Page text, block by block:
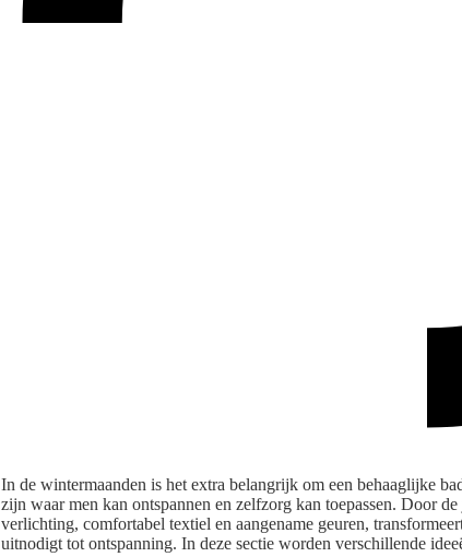
In de wintermaanden is het extra belangrijk om een behaaglijke
zijn waar men kan ontspannen en zelfzorg kan toepassen. Door
verlichting, comfortabel textiel en aangename geuren,
uitnodigt tot ontspanning. In deze sectie worden verschillende